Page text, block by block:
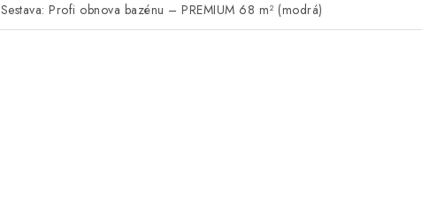
Sestava: Profi obnova bazénu – PREMIUM 68 m² (modrá)